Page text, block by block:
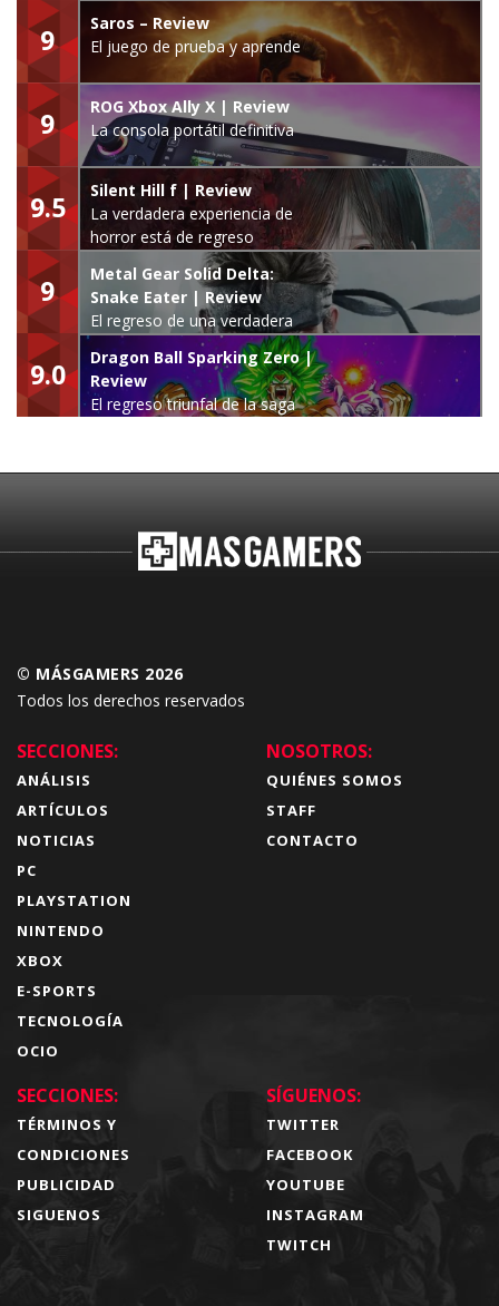
9
Saros – Review
El juego de prueba y aprende
9
ROG Xbox Ally X | Review
La consola portátil definitiva
9.5
Silent Hill f | Review
La verdadera experiencia de
horror está de regreso
9
Metal Gear Solid Delta:
Snake Eater | Review
El regreso de una verdadera
leyenda
9.0
Dragon Ball Sparking Zero |
Review
El regreso triunfal de la saga
© MÁSGAMERS 2026
Todos los derechos reservados
SECCIONES:
ANÁLISIS
ARTÍCULOS
NOTICIAS
PC
PLAYSTATION
NINTENDO
XBOX
E-SPORTS
TECNOLOGÍA
OCIO
NOSOTROS:
QUIÉNES SOMOS
STAFF
CONTACTO
SECCIONES:
TÉRMINOS Y
CONDICIONES
PUBLICIDAD
SIGUENOS
SÍGUENOS:
TWITTER
FACEBOOK
YOUTUBE
INSTAGRAM
TWITCH